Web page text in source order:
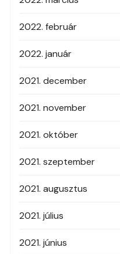
2022. február
2022. január
2021. december
2021. november
2021. október
2021. szeptember
2021. augusztus
2021. július
2021. június